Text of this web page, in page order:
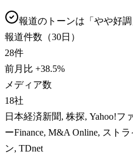
報道のトーンは「 やや好調
報道件数（30日）
28件
前月比 +38.5%
メディア数
18社
日本経済新聞, 株探, Yahoo!フ
ーFinance, M&A Online, スト
ン, TDnet